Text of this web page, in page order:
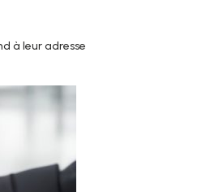
à leur adresse